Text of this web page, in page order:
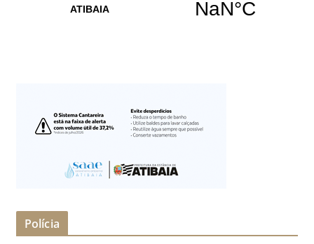
Polícia